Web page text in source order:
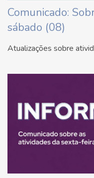
Comunicado:
sábado (08)
Atualizações sobre